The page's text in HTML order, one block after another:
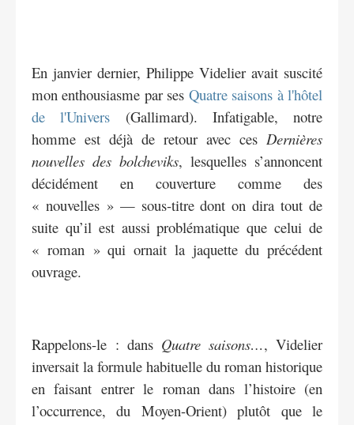
En janvier dernier, Philippe Videlier avait suscité
mon enthousiasme par ses Quatre saisons à l'hôtel
de l'Univers (Gallimard). Infatigable, notre
homme est déjà de retour avec ces Dernières
nouvelles des bolcheviks, lesquelles s’annoncent
décidément en couverture comme des
« nouvelles » — sous-titre dont on dira tout de
suite qu’il est aussi problématique que celui de
« roman » qui ornait la jaquette du précédent
ouvrage.
Rappelons-le : dans Quatre saisons…, Videlier
inversait la formule habituelle du roman historique
en faisant entrer le roman dans l’histoire (en
l’occurrence, du Moyen-Orient) plutôt que le